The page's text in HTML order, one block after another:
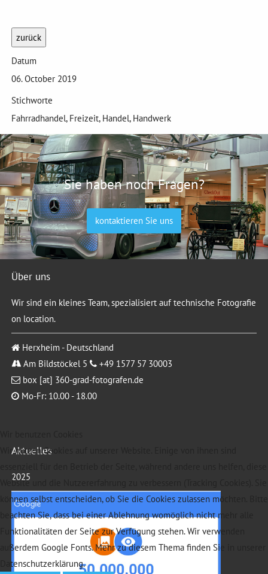
zurück
Datum
06. October 2019
Stichworte
Fahrradhandel, Freizeit, Handel, Handwerk
Sie haben noch Fragen?
kontaktieren Sie uns
Über uns
Wir sind ein kleines Team, spezialisiert auf technische Fotografie
on location.
Herxheim - Deutschland
Am Bildstöckel 5
+49 1577 57 30003
box [at] 360-grad-fotografen.de
Mo-Fr: 10.00 - 18.00
Aktuelles
2025
Wir nutzen Cookies auf unserer Website. Einige von ihnen sind
Website und die Nutzererfahrung zu verbessern (Tracking Cookies). Sie
können selbst entscheiden, ob Sie die Cookies zulassen möchten. Bitte
beachten Sie, dass bei einer Ablehnung womöglich nicht mehr alle
Funktionalitäten der Seite zur Verfügung stehen. Wir verwenden
außerdem Google Fonts. Mehr zu diesem Thema finden Sie in unserer
Datenschutzerklärung.